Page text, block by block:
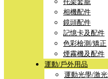
托架套籠
相機配件
鏡頭配件
記憶卡及配件
色彩檢測/矯正
煙霧機及配件
運動/戶外用品
運動光學/激